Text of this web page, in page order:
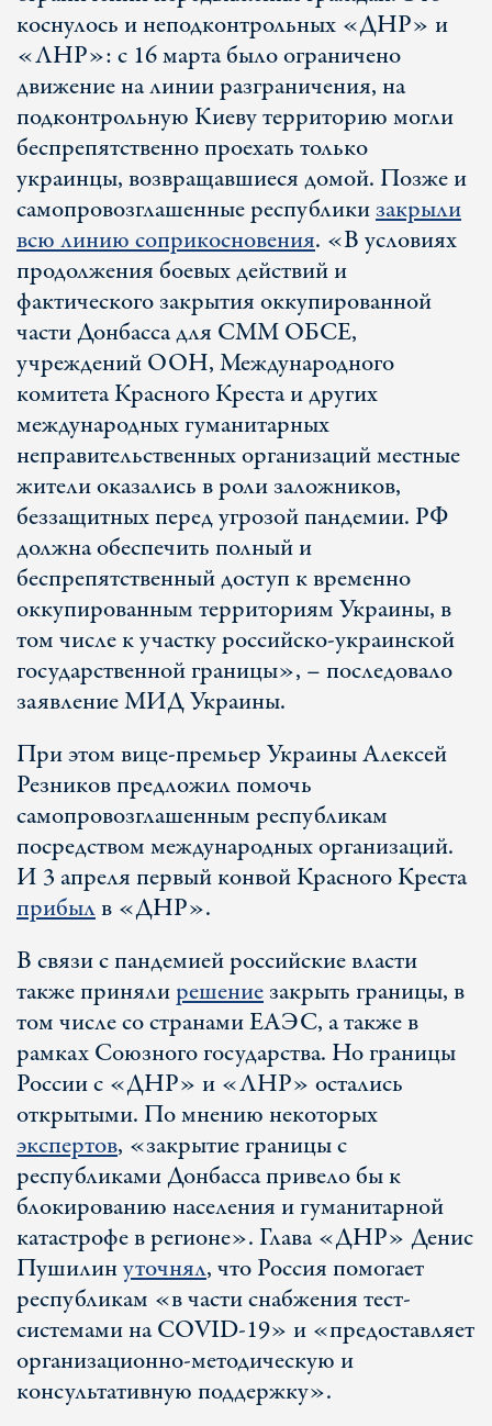
коснулось и неподконтрольных «ДНР» и
«ЛНР»: с 16 марта было ограничено
движение на линии разграничения, на
подконтрольную Киеву территорию могли
беспрепятственно проехать только
украинцы, возвращавшиеся домой. Позже и
самопровозглашенные республикизакрыли
всю линию соприкосновения. «В условиях
продолжения боевых действий и
фактического закрытия оккупированной
части Донбасса для СММ ОБСЕ,
учреждений ООН, Международного
комитета Красного Креста и других
международных гуманитарных
неправительственных организаций местные
жители оказались в роли заложников,
беззащитных перед угрозой пандемии. РФ
должна обеспечить полный и
беспрепятственный доступ к временно
оккупированным территориям Украины, в
том числе к участку российско-украинской
государственной границы», – последовало
заявление МИД Украины.
При этом вице-премьер Украины Алексей
Резников предложил помочь
самопровозглашенным республикам
посредством международных организаций.
И 3 апреля первый конвой Красного Креста
прибылв «ДНР».
В связи с пандемией российские власти
также принялирешениезакрыть границы, в
том числе со странами ЕАЭС, а также в
рамках Союзного государства. Но границы
России с «ДНР» и «ЛНР» остались
открытыми. По мнению некоторых
экспертов, «закрытие границы с
республиками Донбасса привело бы к
блокированию населения и гуманитарной
катастрофе в регионе». Глава «ДНР» Денис
Пушилинуточнял, что Россия помогает
республикам «в части снабжения тест-
системами на СOVID-19» и «предоставляет
организационно-методическую и
консультативную поддержку».